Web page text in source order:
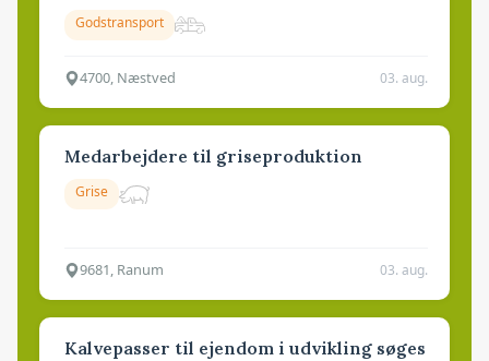
Godstransport
4700, Næstved 03. aug.
Medarbejdere til griseproduktion
Grise
9681, Ranum 03. aug.
Kalvepasser til ejendom i udvikling søges